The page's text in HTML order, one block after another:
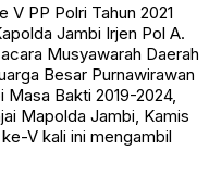
V PP Polri Tahun 2021
Jambi Irjen Pol A.
Musyawarah Daerah
Besar Purnawirawan
Bakti 2019-2024,
Mapolda Jambi, Kamis
V kali ini mengambil